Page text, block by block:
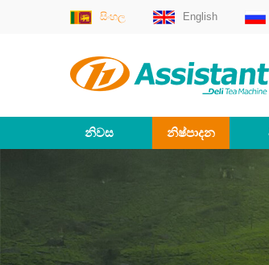
සිංහල English
නිවස නිෂ්පාදන